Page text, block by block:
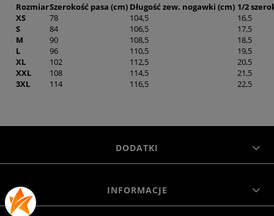
RozmiarSzerokość pasa (cm) Długość zew. nogawki (cm) 1/2
XS
78 104,5
16,5
S
84 106,5
17,5
M
90 108,5
18,5
L
96 110,5
19,5
XL
102 112,5
20,5
XXL
108 114,5
21,5
3XL
114 116,5 22,5
DODATKI
INFORMACJE